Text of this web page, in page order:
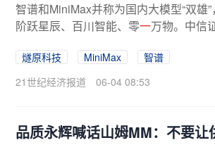
智谱和MiniMax并称为国内大模型“双雄
阶跃星辰、百川智能、零一万物。中信
燧原科技 MiniMax
智谱
21世纪经济报道
06-04 08:53
品质永辉喊话山姆MM：不要让